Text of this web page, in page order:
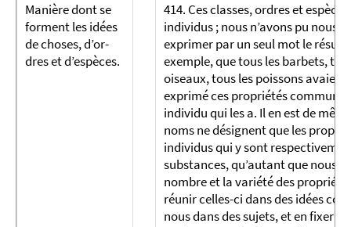
Manière dont se
forment les idées
de choses, d’or­
dres et d’es­pèces.
414. Ces classes, ordres et
individus ; nous n’avons pu nous
exprimer par un seul mot le
exemple, que tous les barbets,
oiseaux, tous les poissons
exprimé ces propriétés
individu qui les a. Il en est de
noms ne désignent que les
individus qui y sont
substances, qu’autant que nous
nombre et la variété des
réunir celles-ci dans des idées
nous dans des sujets, et en fixer